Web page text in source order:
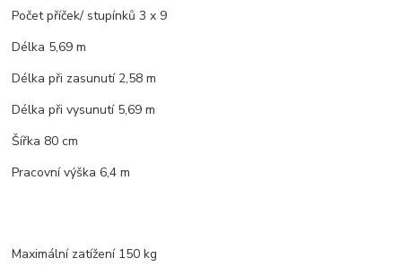
Počet příček/ stupínků 3 x 9
Délka 5,69 m
Délka při zasunutí 2,58 m
Délka při vysunutí 5,69 m
Šířka 80 cm
Pracovní výška 6,4 m
Maximální zatížení 150 kg